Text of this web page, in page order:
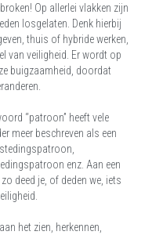
Op allerlei vlakken zijn
losgelaten. Denk hierbij
thuis of hybride werken,
van veiligheid. Er wordt op
buigzaamheid, doordat
“patroon” heeft vele
meer beschreven als een
enz. Aan een
deed je, of deden we, iets
het zien, herkennen,